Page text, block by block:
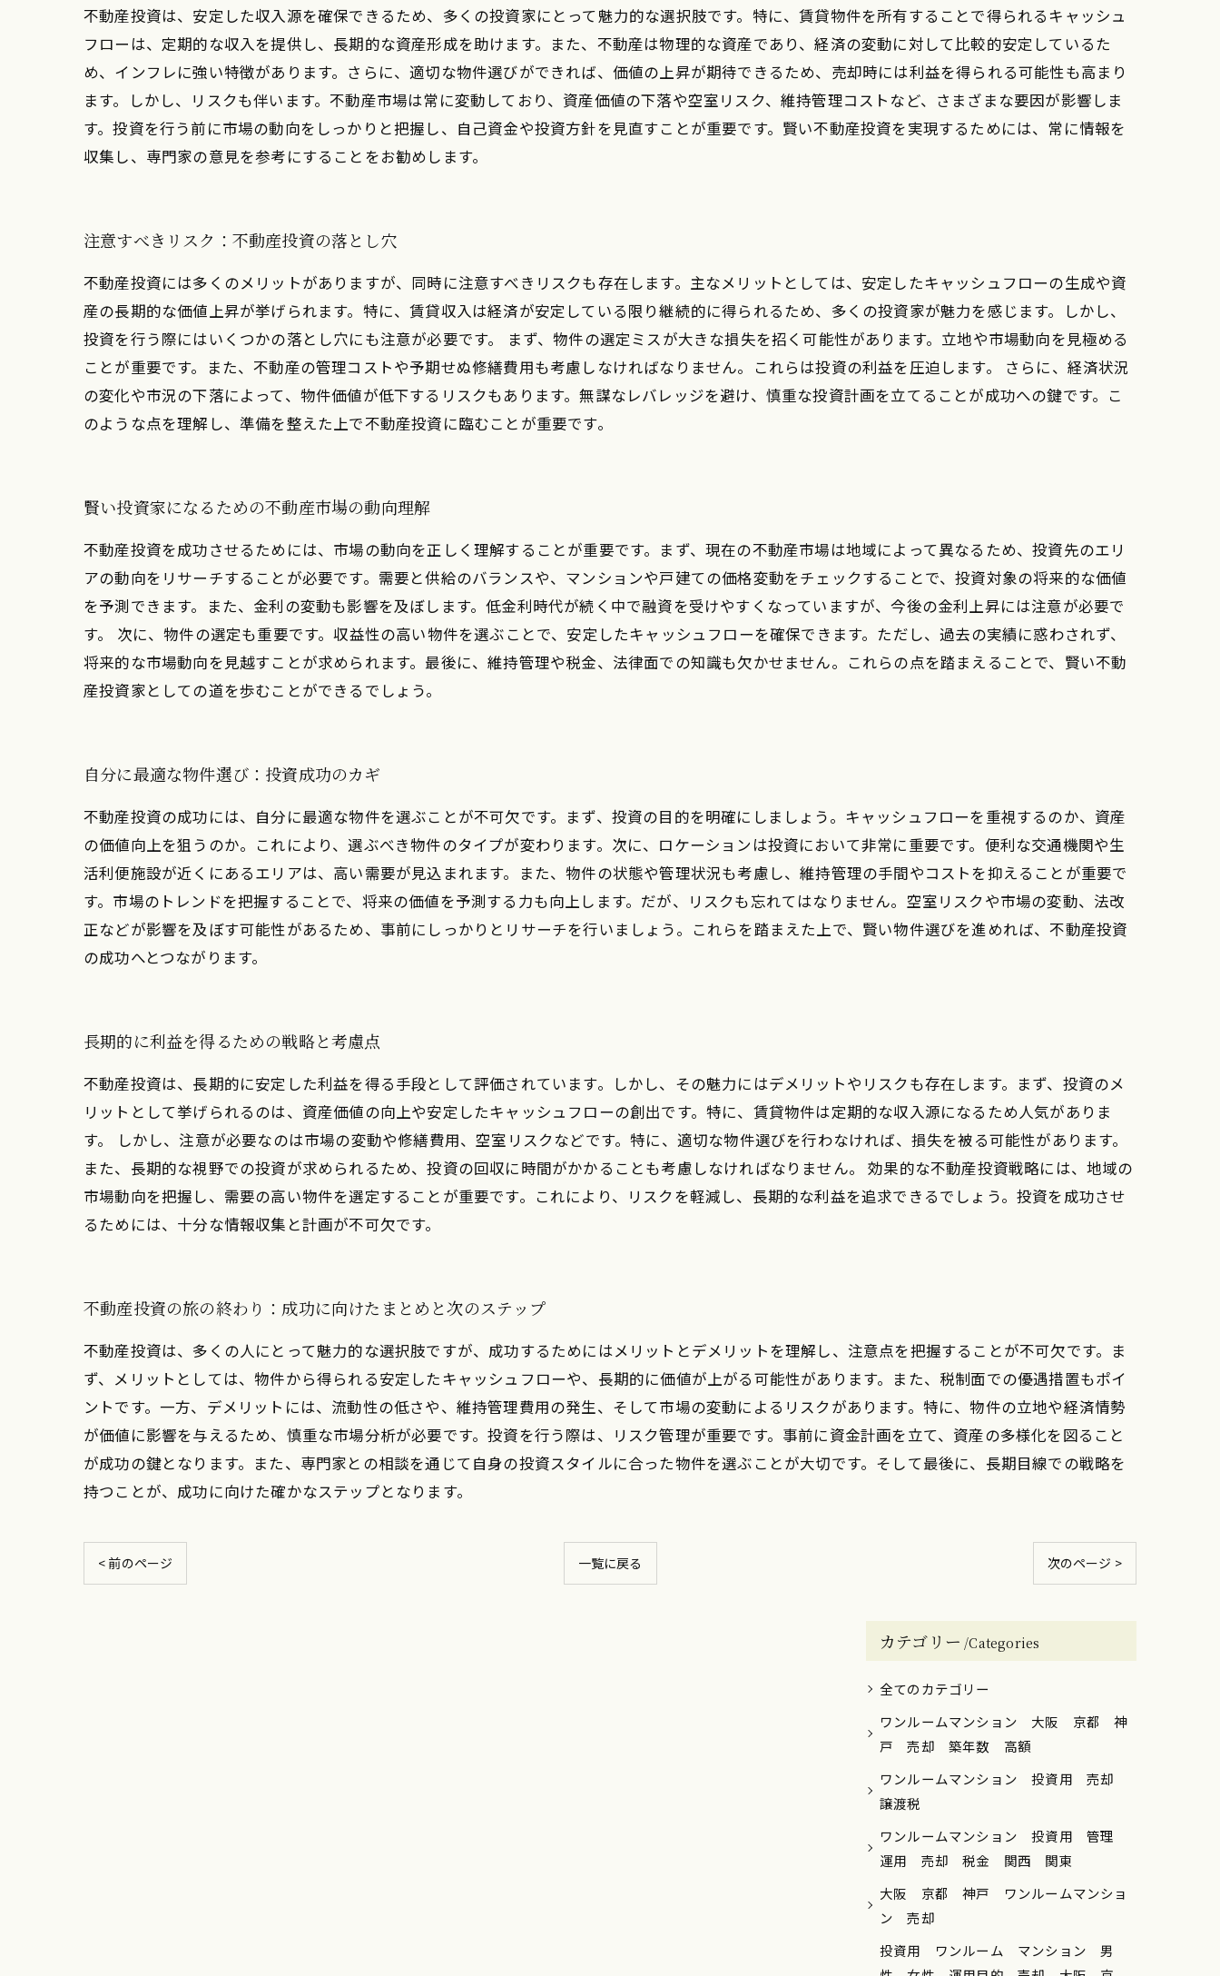
不動産投資は、安定した収入源を確保できるため、多くの投資家にとって魅力的な選択肢です。特に、賃貸物件を所有することで得られるキャッシュ
フローは、定期的な収入を提供し、長期的な資産形成を助けます。また、不動産は物理的な資産であり、経済の変動に対して比較的安定しているた
め、インフレに強い特徴があります。さらに、適切な物件選びができれば、価値の上昇が期待できるため、売却時には利益を得られる可能性も高まり
ます。しかし、リスクも伴います。不動産市場は常に変動しており、資産価値の下落や空室リスク、維持管理コストなど、さまざまな要因が影響しま
す。投資を行う前に市場の動向をしっかりと把握し、自己資金や投資方針を見直すことが重要です。賢い不動産投資を実現するためには、常に情報を
収集し、専門家の意見を参考にすることをお勧めします。
注意すべきリスク：不動産投資の落とし穴
不動産投資には多くのメリットがありますが、同時に注意すべきリスクも存在します。主なメリットとしては、安定したキャッシュフローの生成や資
産の長期的な価値上昇が挙げられます。特に、賃貸収入は経済が安定している限り継続的に得られるため、多くの投資家が魅力を感じます。しかし、
投資を行う際にはいくつかの落とし穴にも注意が必要です。 まず、物件の選定ミスが大きな損失を招く可能性があります。立地や市場動向を見極める
ことが重要です。また、不動産の管理コストや予期せぬ修繕費用も考慮しなければなりません。これらは投資の利益を圧迫します。 さらに、経済状況
の変化や市況の下落によって、物件価値が低下するリスクもあります。無謀なレバレッジを避け、慎重な投資計画を立てることが成功への鍵です。こ
のような点を理解し、準備を整えた上で不動産投資に臨むことが重要です。
賢い投資家になるための不動産市場の動向理解
不動産投資を成功させるためには、市場の動向を正しく理解することが重要です。まず、現在の不動産市場は地域によって異なるため、投資先のエリ
アの動向をリサーチすることが必要です。需要と供給のバランスや、マンションや戸建ての価格変動をチェックすることで、投資対象の将来的な価値
を予測できます。また、金利の変動も影響を及ぼします。低金利時代が続く中で融資を受けやすくなっていますが、今後の金利上昇には注意が必要で
す。 次に、物件の選定も重要です。収益性の高い物件を選ぶことで、安定したキャッシュフローを確保できます。ただし、過去の実績に惑わされず、
将来的な市場動向を見越すことが求められます。最後に、維持管理や税金、法律面での知識も欠かせません。これらの点を踏まえることで、賢い不動
産投資家としての道を歩むことができるでしょう。
自分に最適な物件選び：投資成功のカギ
不動産投資の成功には、自分に最適な物件を選ぶことが不可欠です。まず、投資の目的を明確にしましょう。キャッシュフローを重視するのか、資産
の価値向上を狙うのか。これにより、選ぶべき物件のタイプが変わります。次に、ロケーションは投資において非常に重要です。便利な交通機関や生
活利便施設が近くにあるエリアは、高い需要が見込まれます。また、物件の状態や管理状況も考慮し、維持管理の手間やコストを抑えることが重要で
す。市場のトレンドを把握することで、将来の価値を予測する力も向上します。だが、リスクも忘れてはなりません。空室リスクや市場の変動、法改
正などが影響を及ぼす可能性があるため、事前にしっかりとリサーチを行いましょう。これらを踏まえた上で、賢い物件選びを進めれば、不動産投資
の成功へとつながります。
長期的に利益を得るための戦略と考慮点
不動産投資は、長期的に安定した利益を得る手段として評価されています。しかし、その魅力にはデメリットやリスクも存在します。まず、投資のメ
リットとして挙げられるのは、資産価値の向上や安定したキャッシュフローの創出です。特に、賃貸物件は定期的な収入源になるため人気がありま
す。 しかし、注意が必要なのは市場の変動や修繕費用、空室リスクなどです。特に、適切な物件選びを行わなければ、損失を被る可能性があります。
また、長期的な視野での投資が求められるため、投資の回収に時間がかかることも考慮しなければなりません。 効果的な不動産投資戦略には、地域の
市場動向を把握し、需要の高い物件を選定することが重要です。これにより、リスクを軽減し、長期的な利益を追求できるでしょう。投資を成功させ
るためには、十分な情報収集と計画が不可欠です。
不動産投資の旅の終わり：成功に向けたまとめと次のステップ
不動産投資は、多くの人にとって魅力的な選択肢ですが、成功するためにはメリットとデメリットを理解し、注意点を把握することが不可欠です。ま
ず、メリットとしては、物件から得られる安定したキャッシュフローや、長期的に価値が上がる可能性があります。また、税制面での優遇措置もポイ
ントです。一方、デメリットには、流動性の低さや、維持管理費用の発生、そして市場の変動によるリスクがあります。特に、物件の立地や経済情勢
が価値に影響を与えるため、慎重な市場分析が必要です。投資を行う際は、リスク管理が重要です。事前に資金計画を立て、資産の多様化を図ること
が成功の鍵となります。また、専門家との相談を通じて自身の投資スタイルに合った物件を選ぶことが大切です。そして最後に、長期目線での戦略を
持つことが、成功に向けた確かなステップとなります。
< 前のページ 一覧に戻る 次のページ >
カテゴリー Categories
全てのカテゴリー
ワンルームマンション 大阪 京都 神
戸 売却 築年数 高額
ワンルームマンション 投資用 売却
譲渡税
ワンルームマンション 投資用 管理
運用 売却 税金 関西 関東
大阪 京都 神戸 ワンルームマンショ
ン 売却
投資用 ワンルーム マンション 男